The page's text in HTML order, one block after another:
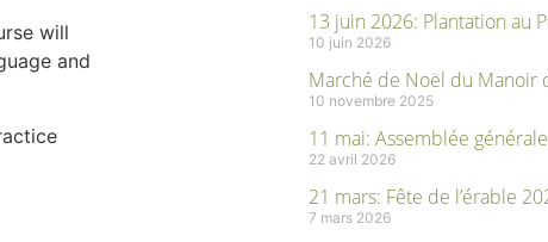
will
and
13 juin 2026: Plantation au
10 juin 2026
Marché de Noël du Manoir
10 novembre 2025
11 mai: Assemblée
22 avril 2026
21 mars: Fête de l’érable
7 mars 2026